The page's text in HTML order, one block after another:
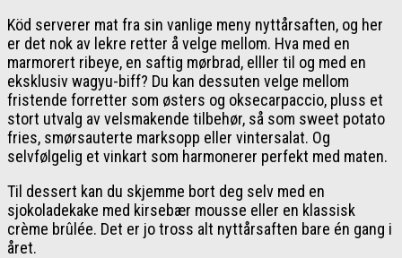
Köd serverer mat fra sin vanlige meny nyttårsaften, og her
er det nok av lekre retter å velge mellom. Hva med en
marmorert ribeye, en saftig mørbrad, elller til og med en
eksklusiv wagyu-biff? Du kan dessuten velge mellom
fristende forretter som østers og oksecarpaccio, pluss et
stort utvalg av velsmakende tilbehør, så som sweet potato
fries, smørsauterte marksopp eller vintersalat. Og
selvfølgelig et vinkart som harmonerer perfekt med maten.
Til dessert kan du skjemme bort deg selv med en
sjokoladekake med kirsebær mousse eller en klassisk
crème brûlée. Det er jo tross alt nyttårsaften bare én gang i
året.